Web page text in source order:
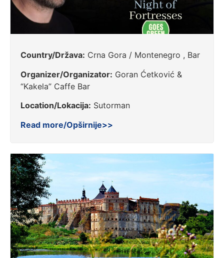
Country/Država: Crna Gora / Montenegro , Bar
Organizer/Organizator: Goran Ćetković &
“Kakela” Caffe Bar
Location/Lokacija: Sutorman
Read more/Opširnije>>